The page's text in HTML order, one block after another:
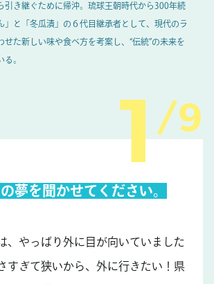
引き継ぐために帰沖。琉球王朝時代から300年続
」と「冬瓜漬」の６代目継承者として、現代のラ
せた新しい味や食べ方を考案し、“伝統”の未来を
る。
9
夢を聞かせてください。
、やっぱり外に目が向いていました
すぎて狭いから、外に行きたい！県